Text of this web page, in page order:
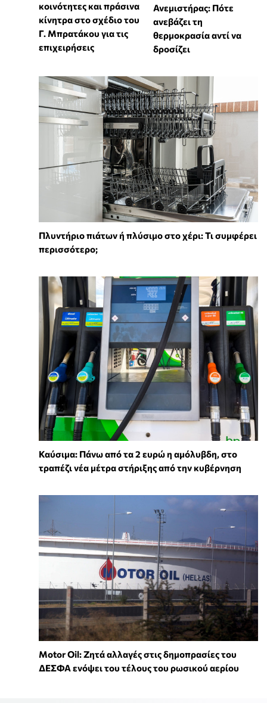
κοινότητες και πράσινα
κίνητρα στο σχέδιο του
Γ. Μπρατάκου για τις
επιχειρήσεις
Ανεμιστήρας: Πότε
ανεβάζει τη
θερμοκρασία αντί να
δροσίζει
Πλυντήριο πιάτων ή πλύσιμο στο χέρι: Τι συμφέρει
περισσότερο;
Καύσιμα: Πάνω από τα 2 ευρώ η αμόλυβδη, στο
τραπέζι νέα μέτρα στήριξης από την κυβέρνηση
Motor Oil: Ζητά αλλαγές στις δημοπρασίες του
ΔΕΣΦΑ ενόψει του τέλους του ρωσικού αερίου